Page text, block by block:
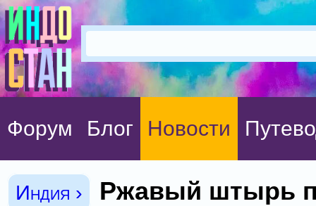
Форум Блог Новости
Индия ›
Ржавый штырь